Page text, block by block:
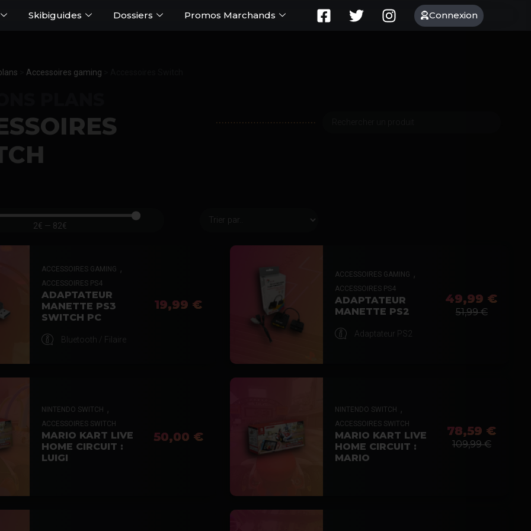
Skibiguides Dossiers Promos Marchands Connexion
Accessoires gaming
2€ — 82€
ACCESSOIRES GAMING
ACCESSOIRES PS4
ADAPTATEUR
MANETTE PS3
SWITCH PC
Bluetooth / Filaire
19,99 €
ACCESSOIRES GAMING ,
ACCESSOIRES PS4
ADAPTATEUR
MANETTE PS2
Adaptateur PS2
49,99 €
51,99 €
NINTENDO SWITCH ,
ACCESSOIRES SWITCH
MARIO KART LIVE
HOME CIRCUIT :
LUIGI
50,00 €
NINTENDO SWITCH ,
ACCESSOIRES SWITCH
MARIO KART LIVE
HOME CIRCUIT :
MARIO
78,59 €
109,99 €